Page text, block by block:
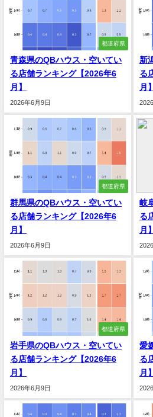
都道府県
青森県のQBハウス・空いてい
る店舗ランキング【2026年6
月】
2026年6月9日
新
る
月】
都道府県
群馬県のQBハウス・空いてい
る店舗ランキング【2026年6
月】
2026年6月9日
岐
る
月】
都道府県
岩手県のQBハウス・空いてい
る店舗ランキング【2026年6
月】
2026年6月9日
愛
る
月】